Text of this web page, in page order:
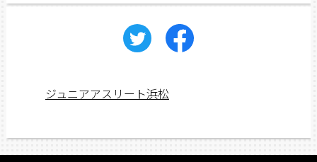
ジュニアアスリート浜松